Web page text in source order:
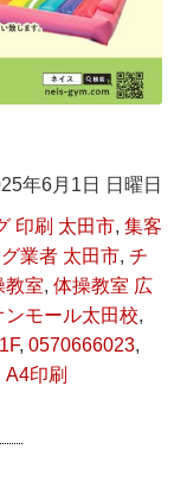
年6月1日 日曜日
印刷 太田市, 集客
業者 太田市, チ
教室, 体操教室 広
モール太田校,
, 0570666023,
A4印刷